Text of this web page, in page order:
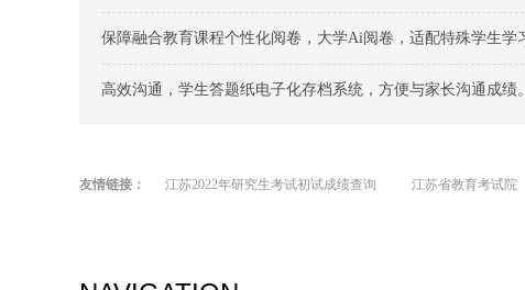
保障融合教育课程个性化阅卷，大学Ai阅卷，适配特殊学生学
高效沟通，学生答题纸电子化存档系统，方便与家长沟通成绩。
友情链接： 江苏2022年研究生考试初试成绩查询 江苏省教育考试院